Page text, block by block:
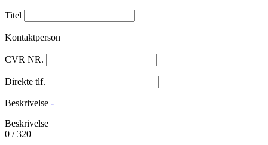
Titel
Kontaktperson
CVR NR.
Direkte tlf.
Beskrivelse -
Beskrivelse
0 /320